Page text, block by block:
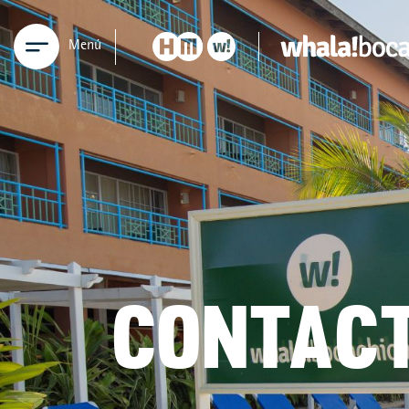
Menú